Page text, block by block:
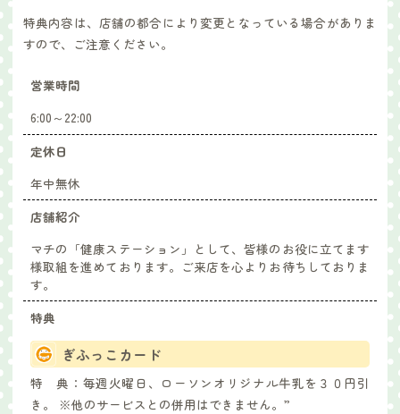
特典内容は、店舗の都合により変更となっている場合がありま
すので、ご注意ください。
営業時間
6:00～22:00
定休日
年中無休
店舗紹介
マチの「健康ステーション」として、皆様のお役に立てます
様取組を進めております。ご来店を心よりお待ちしておりま
す。
特典
ぎふっこカード
特 典： 毎週火曜日、ローソンオリジナル牛乳を３０円引
き。 ※他のサービスとの併用はできません。”